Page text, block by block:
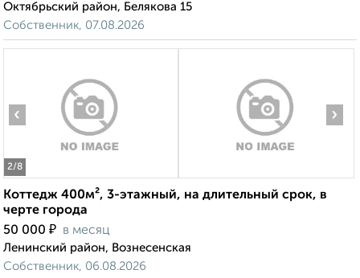
Октябрьский район, Белякова 15
Собственник, 07.08.2026
2/8
‹ ›
Коттедж 400м², 3-этажный, на длительный срок, в
черте города
50 000 ₽ в месяц
Ленинский район, Вознесенская
Собственник, 06.08.2026